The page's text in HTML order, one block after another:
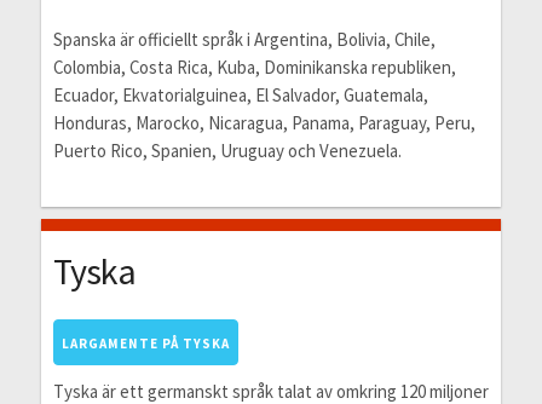
Spanska är officiellt språk i Argentina, Bolivia, Chile,
Colombia, Costa Rica, Kuba, Dominikanska republiken,
Ecuador, Ekvatorialguinea, El Salvador, Guatemala,
Honduras, Marocko, Nicaragua, Panama, Paraguay, Peru,
Puerto Rico, Spanien, Uruguay och Venezuela.
Tyska
LARGAMENTE PÅ TYSKA
Tyska är ett germanskt språk talat av omkring 120 miljoner